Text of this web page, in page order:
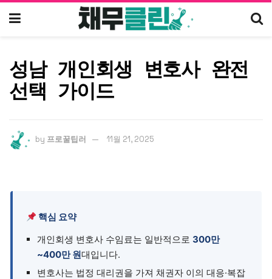
성남 개인회생 변호사 완전
선택 가이드
by 프로꿀팁러 11월 21, 2025
핵심 요약
개인회생 변호사 수임료는 일반적으로 300만
~400만 원대입니다.
변호사는 법정 대리권을 가져 채권자 이의 대응·복잡